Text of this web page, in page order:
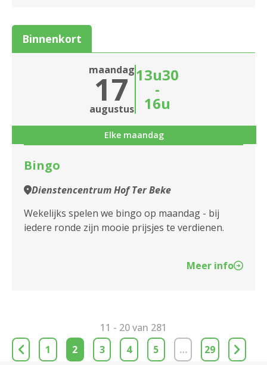
Binnenkort
maandag
17
augustus
13u30
-
16u
Elke maandag
Bingo
Dienstencentrum Hof Ter Beke
Wekelijks spelen we bingo op maandag - bij
iedere ronde zijn mooie prijsjes te verdienen.
Meer info
11 - 20 van 281
1
2 3 4 5 … 29